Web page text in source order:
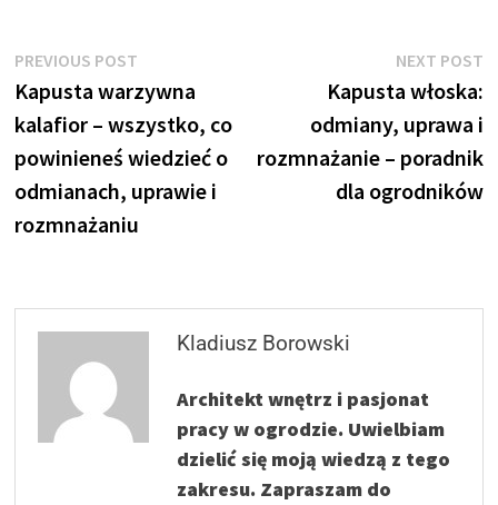
Nawigacja
wpisu
PREVIOUS POST
post:
Kapusta warzywna
kalafior – wszystko, co
powinieneś wiedzieć o
odmianach, uprawie i
rozmnażaniu
NEXT POST
Kapusta włoska:
odmiany, uprawa i
rozmnażanie – poradnik
dla ogrodników
Kladiusz Borowski
Architekt wnętrz i pasjonat
pracy w ogrodzie. Uwielbiam
dzielić się moją wiedzą z tego
zakresu. Zapraszam do